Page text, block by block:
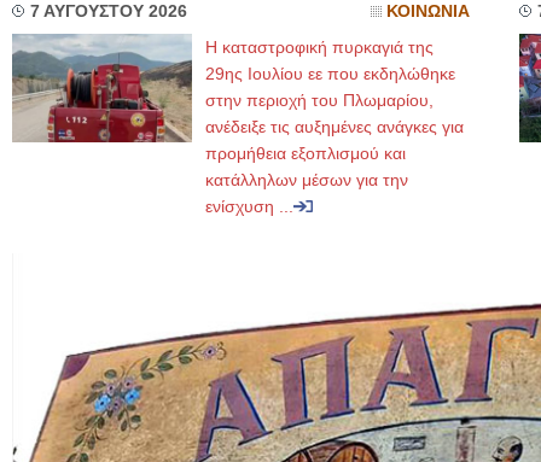
7 ΑΥΓΟΥΣΤΟΥ 2026 ΚΟΙΝΩΝΙΑ
Η καταστροφική πυρκαγιά της
29ης Ιουλίου εε που εκδηλώθηκε
στην περιοχή του Πλωμαρίου,
ανέδειξε τις αυξημένες ανάγκες για
προμήθεια εξοπλισμού και
κατάλληλων μέσων για την
ενίσχυση ...